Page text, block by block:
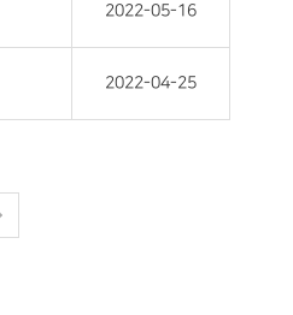
2022-05-16
2022-04-25